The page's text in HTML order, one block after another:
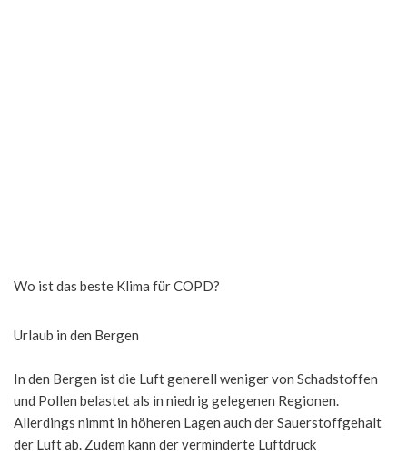
Wo ist das beste Klima für COPD?
Urlaub in den Bergen
In den Bergen ist die Luft generell weniger von Schadstoffen
und Pollen belastet als in niedrig gelegenen Regionen.
Allerdings nimmt in höheren Lagen auch der Sauerstoffgehalt
der Luft ab. Zudem kann der verminderte Luftdruck